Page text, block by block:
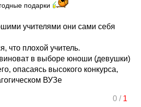
подарки
учителями они сами себя
что плохой учитель.
виноват в выборе юноши (девушки)
опасаясь высокого конкурса,
ВУЗе
0/ 1